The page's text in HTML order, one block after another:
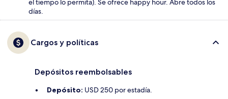
el tiempo lo permita). Se ofrece happy hour. Abre todos los
días.
Cargos y políticas
Depósitos reembolsables
Depósito: USD 250 por estadía.